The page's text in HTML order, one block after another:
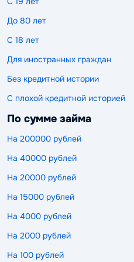
До 80 лет
С 18 лет
Для иностранных граждан
Без кредитной истории
С плохой кредитной историей
По сумме займа
На 200000 рублей
На 40000 рублей
На 20000 рублей
На 15000 рублей
На 4000 рублей
На 2000 рублей
На 100 рублей